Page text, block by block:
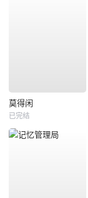
莫得闲
已完结